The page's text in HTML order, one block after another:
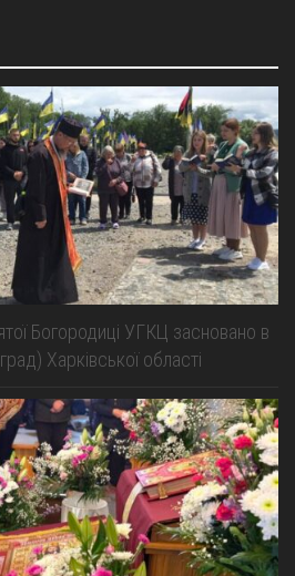
Богородиці УГКЦ засновано в
Харківської області